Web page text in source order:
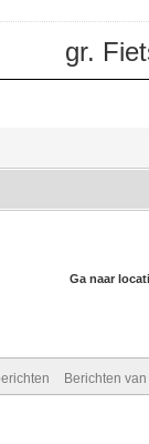
gr.
Ga naar
Berichten